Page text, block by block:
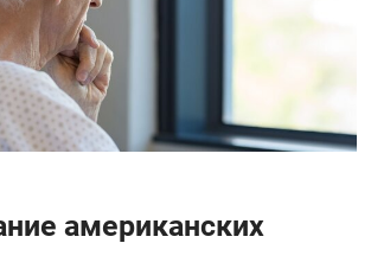
американских